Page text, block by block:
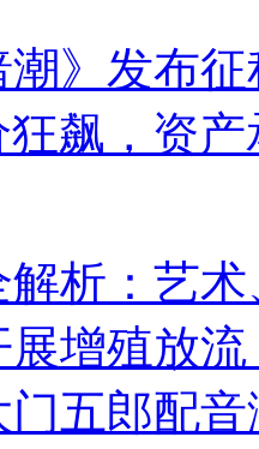
潮》发布
飙，资
析：艺
增殖放
门五郎配